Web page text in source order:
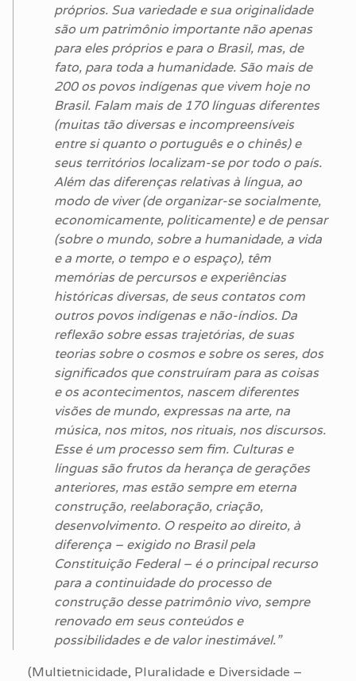
próprios. Sua variedade e sua originalidade
são um patrimônio importante não apenas
para eles próprios e para o Brasil, mas, de
fato, para toda a humanidade. São mais de
200 os povos indígenas que vivem hoje no
Brasil. Falam mais de 170 línguas diferentes
(muitas tão diversas e incompreensíveis
entre si quanto o português e o chinês) e
seus territórios localizam-se por todo o país.
Além das diferenças relativas à língua, ao
modo de viver (de organizar-se socialmente,
economicamente, politicamente) e de pensar
(sobre o mundo, sobre a humanidade, a vida
e a morte, o tempo e o espaço), têm
memórias de percursos e experiências
históricas diversas, de seus contatos com
outros povos indígenas e não-índios. Da
reflexão sobre essas trajetórias, de suas
teorias sobre o cosmos e sobre os seres, dos
significados que construíram para as coisas
e os acontecimentos, nascem diferentes
visões de mundo, expressas na arte, na
música, nos mitos, nos rituais, nos discursos.
Esse é um processo sem fim. Culturas e
línguas são frutos da herança de gerações
anteriores, mas estão sempre em eterna
construção, reelaboração, criação,
desenvolvimento. O respeito ao direito, à
diferença – exigido no Brasil pela
Constituição Federal – é o principal recurso
para a continuidade do processo de
construção desse patrimônio vivo, sempre
renovado em seus conteúdos e
possibilidades e de valor inestimável.”
(Multietnicidade, Pluralidade e Diversidade –